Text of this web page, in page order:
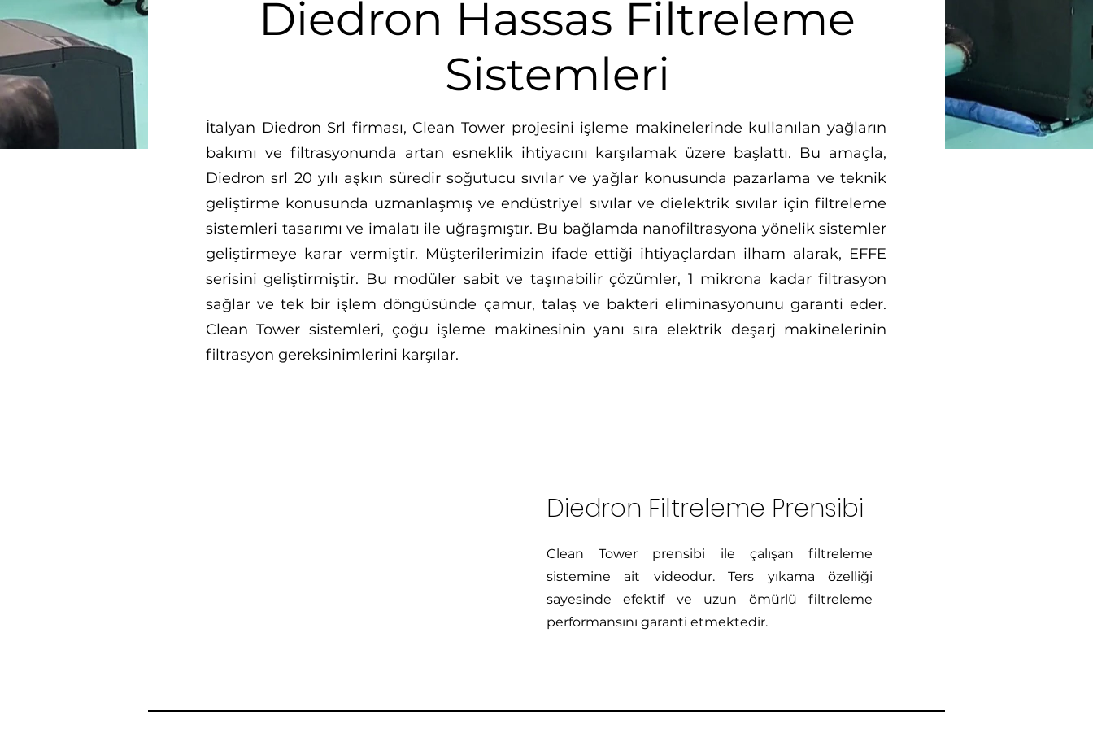
Diedron Hassas Filtreleme
Sistemleri
İtalyan Diedron Srl firması, Clean Tower projesini işleme makinelerinde kullanılan yağların
bakımı ve filtrasyonunda artan esneklik ihtiyacını karşılamak üzere başlattı. Bu amaçla,
Diedron srl 20 yılı aşkın süredir soğutucu sıvılar ve yağlar konusunda pazarlama ve teknik
geliştirme konusunda uzmanlaşmış ve endüstriyel sıvılar ve dielektrik sıvılar için filtreleme
sistemleri tasarımı ve imalatı ile uğraşmıştır. Bu bağlamda nanofiltrasyona yönelik sistemler
geliştirmeye karar vermiştir. Müşterilerimizin ifade ettiği ihtiyaçlardan ilham alarak, EFFE
serisini geliştirmiştir. Bu modüler sabit ve taşınabilir çözümler, 1 mikrona kadar filtrasyon
sağlar ve tek bir işlem döngüsünde çamur, talaş ve bakteri eliminasyonunu garanti eder.
Clean Tower sistemleri, çoğu işleme makinesinin yanı sıra elektrik deşarj makinelerinin
filtrasyon gereksinimlerini karşılar.
Diedron Filtreleme Prensibi
Clean Tower prensibi ile çalışan filtreleme
sistemine ait videodur. Ters yıkama özelliği
sayesinde efektif ve uzun ömürlü filtreleme
performansını garanti etmektedir.